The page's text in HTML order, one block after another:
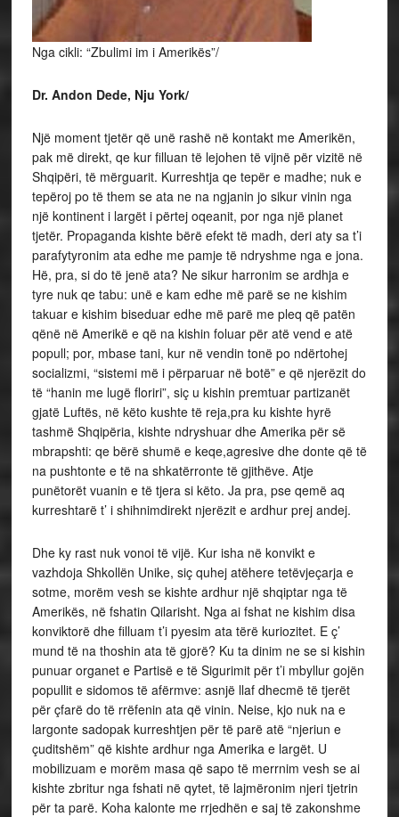
Nga cikli: “Zbulimi im i Amerikës”/
Dr. Andon Dede, Nju York/
Një moment tjetër që unë rashë në kontakt me Amerikën,
pak më direkt, qe kur filluan të lejohen të vijnë për vizitë në
Shqipëri, të mërguarit. Kurreshtja qe tepër e madhe; nuk e
tepëroj po të them se ata ne na ngjanin jo sikur vinin nga
një kontinent i largët i përtej oqeanit, por nga një planet
tjetër. Propaganda kishte bërë efekt të madh, deri aty sa t’i
parafytyronim ata edhe me pamje të ndryshme nga e jona.
Hë, pra, si do të jenë ata? Ne sikur harronim se ardhja e
tyre nuk qe tabu: unë e kam edhe më parë se ne kishim
takuar e kishim biseduar edhe më parë me pleq që patën
qënë në Amerikë e që na kishin foluar për atë vend e atë
popull; por, mbase tani, kur në vendin tonë po ndërtohej
socializmi, “sistemi më i përparuar në botë” e që njerëzit do
të “hanin me lugë floriri”, siç u kishin premtuar partizanët
gjatë Luftës, në këto kushte të reja,pra ku kishte hyrë
tashmë Shqipëria, kishte ndryshuar dhe Amerika për së
mbrapshti: qe bërë shumë e keqe,agresive dhe donte që të
na pushtonte e të na shkatërronte të gjithëve. Atje
punëtorët vuanin e të tjera si këto. Ja pra, pse qemë aq
kurreshtarë t’ i shihnimdirekt njerëzit e ardhur prej andej.
Dhe ky rast nuk vonoi të vijë. Kur isha në konvikt e
vazhdoja Shkollën Unike, siç quhej atëhere tetëvjeçarja e
sotme, morëm vesh se kishte ardhur një shqiptar nga të
Amerikës, në fshatin Qilarisht. Nga ai fshat ne kishim disa
konviktorë dhe filluam t’i pyesim ata tërë kuriozitet. E ç’
mund të na thoshin ata të gjorë? Ku ta dinim ne se si kishin
punuar organet e Partisë e të Sigurimit për t’i mbyllur gojën
popullit e sidomos të afërmve: asnjë llaf dhecmë të tjerët
për çfarë do të rrëfenin ata që vinin. Neise, kjo nuk na e
largonte sadopak kurreshtjen për të parë atë “njeriun e
çuditshëm” që kishte ardhur nga Amerika e largët. U
mobilizuam e morëm masa që sapo të merrnim vesh se ai
kishte zbritur nga fshati në qytet, të lajmëronim njeri tjetrin
për ta parë. Koha kalonte me rrjedhën e saj të zakonshme